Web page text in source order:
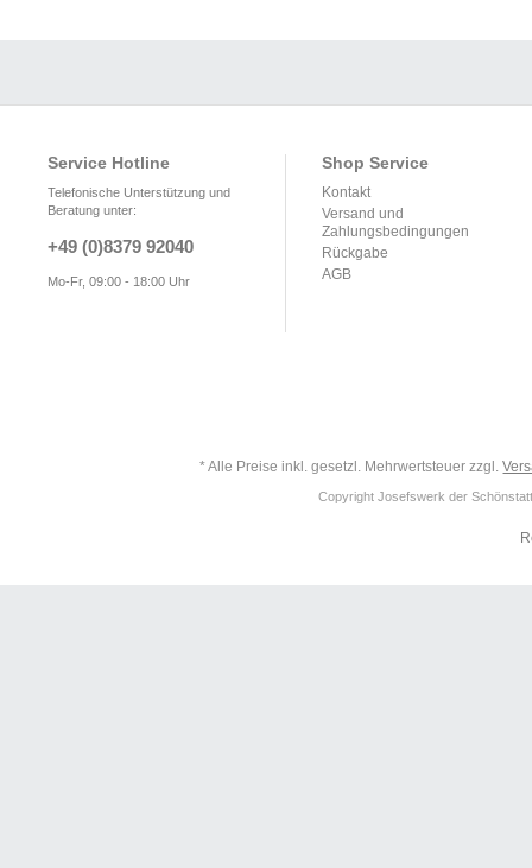
Service Hotline
Telefonische Unterstützung und
Beratung unter:
+49 (0)8379 92040
Mo-Fr, 09:00 - 18:00 Uhr
Shop Service
Kontakt
Versand und
Zahlungsbedingungen
Rückgabe
AGB
* Alle Preise inkl. gesetzl. Mehrwertsteuer zzgl.
Copyright Josefswerk der